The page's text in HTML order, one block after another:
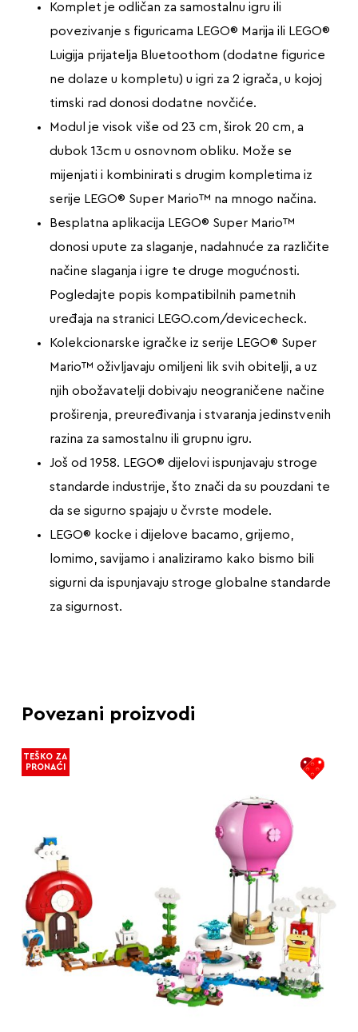
Komplet je odličan za samostalnu igru ili
povezivanje s figuricama LEGO® Marija ili LEGO®
Luigija prijatelja Bluetoothom (dodatne figurice
ne dolaze u kompletu) u igri za 2 igrača, u kojoj
timski rad donosi dodatne novčiće.
Modul je visok više od 23 cm, širok 20 cm, a
dubok 13cm u osnovnom obliku. Može se
mijenjati i kombinirati s drugim kompletima iz
serije LEGO® Super Mario™ na mnogo načina.
Besplatna aplikacija LEGO® Super Mario™
donosi upute za slaganje, nadahnuće za različite
načine slaganja i igre te druge mogućnosti.
Pogledajte popis kompatibilnih pametnih
uređaja na stranici LEGO.com/devicecheck.
Kolekcionarske igračke iz serije LEGO® Super
Mario™ oživljavaju omiljeni lik svih obitelji, a uz
njih obožavatelji dobivaju neograničene načine
proširenja, preuređivanja i stvaranja jedinstvenih
razina za samostalnu ili grupnu igru.
Još od 1958. LEGO® dijelovi ispunjavaju stroge
standarde industrije, što znači da su pouzdani te
da se sigurno spajaju u čvrste modele.
LEGO® kocke i dijelove bacamo, grijemo,
lomimo, savijamo i analiziramo kako bismo bili
sigurni da ispunjavaju stroge globalne standarde
za sigurnost.
Povezani proizvodi
TEŠKO ZA
PRONAĆI